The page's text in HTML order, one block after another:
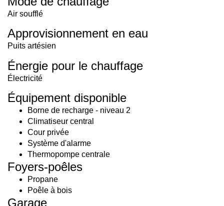
Air soufflé
Approvisionnement en eau
Puits artésien
Énergie pour le chauffage
Électricité
Équipement disponible
Borne de recharge - niveau 2
Climatiseur central
Cour privée
Système d'alarme
Thermopompe centrale
Foyers-poêles
Propane
Poêle à bois
Garage